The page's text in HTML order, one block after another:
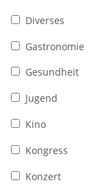
Diverses
Gastronomie
Gesundheit
Jugend
Kino
Kongress
Konzert